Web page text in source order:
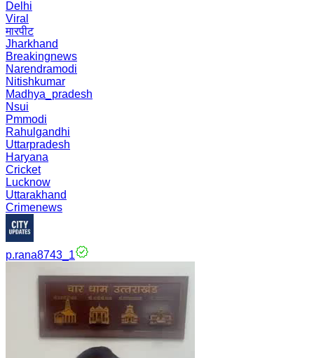
Delhi
Viral
मारपीट
Jharkhand
Breakingnews
Narendramodi
Nitishkumar
Madhya_pradesh
Nsui
Pmmodi
Rahulgandhi
Uttarpradesh
Haryana
Cricket
Lucknow
Uttarakhand
Crimenews
p.rana8743_1